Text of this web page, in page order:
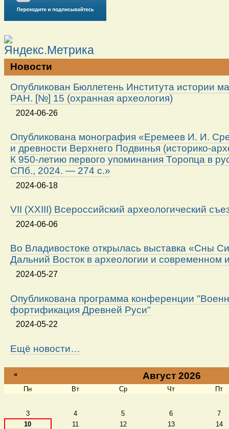
Новости
Опубликован Бюллетень Института истории
РАН. [№] 15 (охранная археология)
2024-06-26
Опубликована монография «Еремеев И. И.
и древности Верхнего Подвинья (историко-
К 950-летию первого упоминания Торопца в
СПб., 2024. — 274 с.»
2024-06-18
VII (XXIII) Всероссийский археологический
2024-06-06
Во Владивостоке открылась выставка «Сны
Дальний Восток в археологии и современном
2024-05-27
Опубликована программа конференции
фортификация Древней Руси"
2024-05-22
Ещё новости…
« Август 2026
Пн Вт Ср Чт Пт
3 4 5 6
7
10
11 12 13
14